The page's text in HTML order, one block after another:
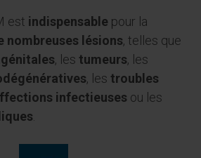
est indispensable pour la
nombreuses lésions, telles que
, les tumeurs, les
, les troubles
infectieuses ou les